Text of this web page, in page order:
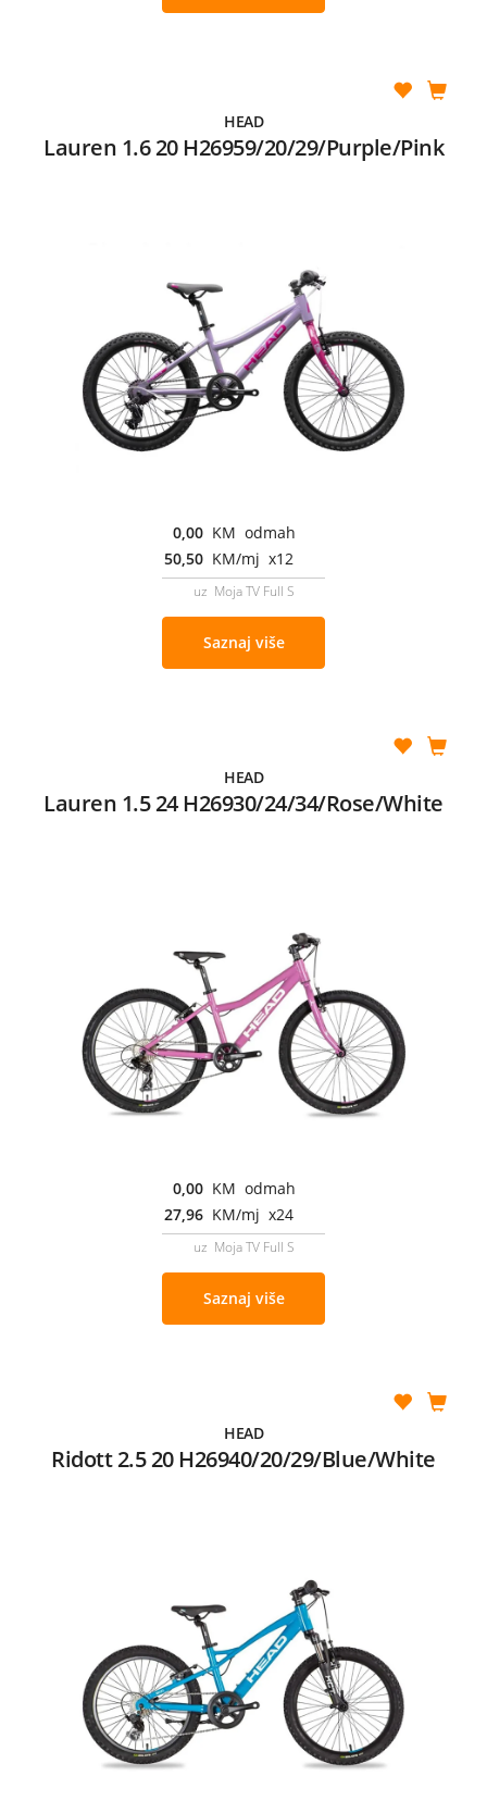
HEAD
Lauren 1.6 20 H26959/20/29/Purple/Pink
0,00 KM odmah
50,50 KM/mj x12
uz Moja TV Full S
Saznaj više
HEAD
Lauren 1.5 24 H26930/24/34/Rose/White
0,00 KM odmah
27,96 KM/mj x24
uz Moja TV Full S
Saznaj više
HEAD
Ridott 2.5 20 H26940/20/29/Blue/White